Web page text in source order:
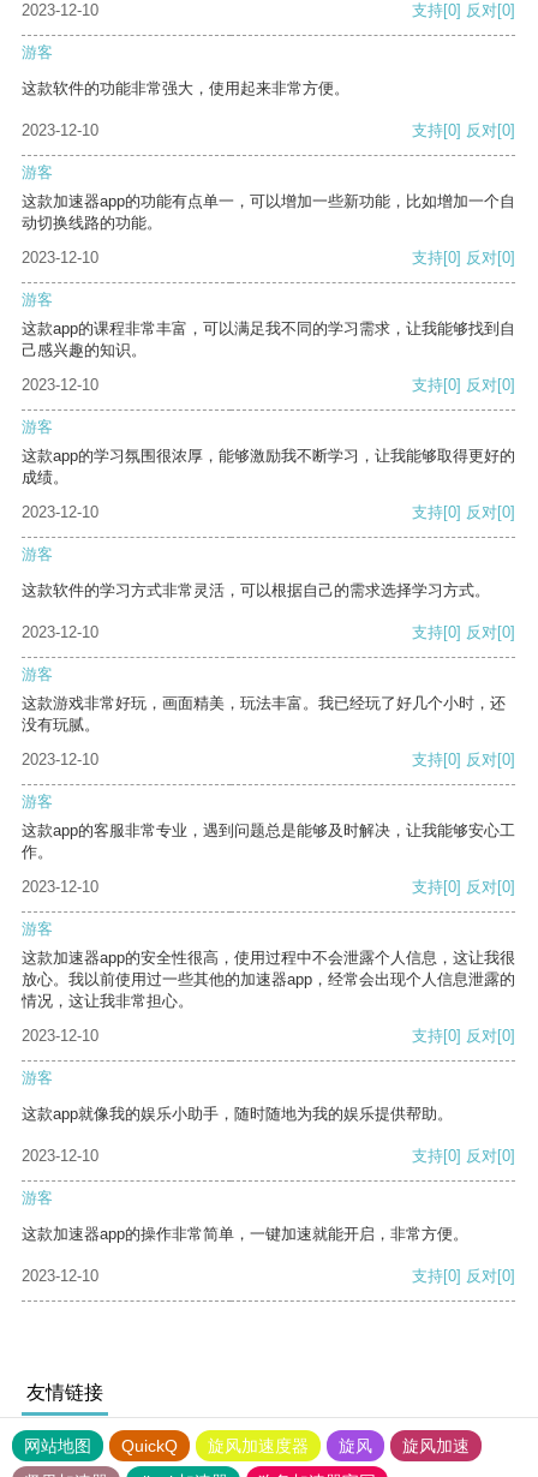
2023-12-10 支持[0] 反对[0]
游客
这款软件的功能非常强大，使用起来非常方便。
2023-12-10 支持[0] 反对[0]
游客
这款加速器app的功能有点单一，可以增加一些新功能，比如增加一个自
动切换线路的功能。
2023-12-10
支持[0] 反对[0]
游客
这款app的课程非常丰富，可以满足我不同的学习需求，让我能够找到自
己感兴趣的知识。
2023-12-10
支持[0] 反对[0]
游客
这款app的学习氛围很浓厚，能够激励我不断学习，让我能够取得更好的
成绩。
2023-12-10
支持[0] 反对[0]
游客
这款软件的学习方式非常灵活，可以根据自己的需求选择学习方式。
2023-12-10 支持[0] 反对[0]
游客
这款游戏非常好玩，画面精美，玩法丰富。我已经玩了好几个小时，还
没有玩腻。
2023-12-10
支持[0] 反对[0]
游客
这款app的客服非常专业，遇到问题总是能够及时解决，让我能够安心工
作。
2023-12-10
支持[0] 反对[0]
游客
这款加速器app的安全性很高，使用过程中不会泄露个人信息，这让我很
放心。我以前使用过一些其他的加速器app，经常会出现个人信息泄露的
情况，这让我非常担心。
2023-12-10
支持[0] 反对[0]
游客
这款app就像我的娱乐小助手，随时随地为我的娱乐提供帮助。
2023-12-10 支持[0] 反对[0]
游客
这款加速器app的操作非常简单，一键加速就能开启，非常方便。
2023-12-10 支持[0] 反对[0]
友情链接
网站地图 QuickQ 旋风加速度器 旋风
旋风加速